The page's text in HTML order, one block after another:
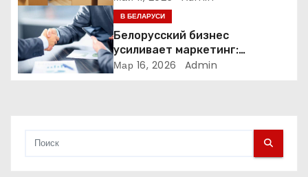
и
с
В БЕЛАРУСИ
Белорусский бизнес
усиливает маркетинг:
компании меняют стратегии
Мар 16, 2026 Admin